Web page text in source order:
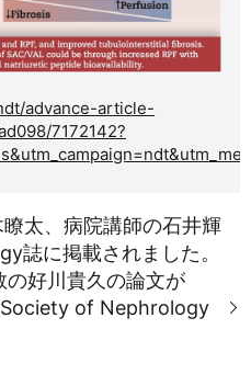
advance-article-
7172142?
瞭太、病院講師の石井輝
誌に掲載されました。
の好川貴久の論文が
of Nephrology